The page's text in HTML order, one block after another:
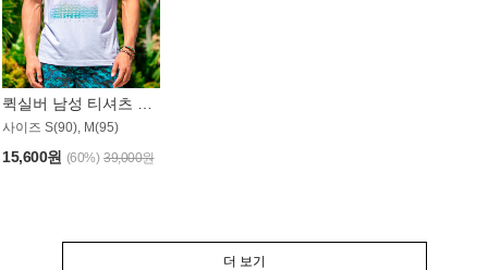
퀵실버 남성 티셔츠 MST357WQS
사이즈 S(90), M(95)
15,600원 (60%) 39,000원
더 보기